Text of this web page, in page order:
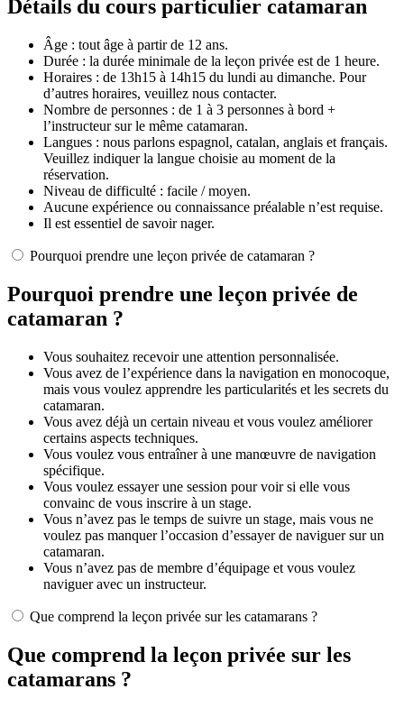
Détails du cours particulier catamaran
Âge : tout âge à partir de 12 ans.
Durée : la durée minimale de la leçon privée est de 1 heure.
Horaires : de 13h15 à 14h15 du lundi au dimanche. Pour
d’autres horaires, veuillez nous contacter.
Nombre de personnes : de 1 à 3 personnes à bord +
l’instructeur sur le même catamaran.
Langues : nous parlons espagnol, catalan, anglais et français.
Veuillez indiquer la langue choisie au moment de la
réservation.
Niveau de difficulté : facile / moyen.
Aucune expérience ou connaissance préalable n’est requise.
Il est essentiel de savoir nager.
Pourquoi prendre une leçon privée de catamaran ?
Pourquoi prendre une leçon privée de
catamaran ?
Vous souhaitez recevoir une attention personnalisée.
Vous avez de l’expérience dans la navigation en monocoque,
mais vous voulez apprendre les particularités et les secrets du
catamaran.
Vous avez déjà un certain niveau et vous voulez améliorer
certains aspects techniques.
Vous voulez vous entraîner à une manœuvre de navigation
spécifique.
Vous voulez essayer une session pour voir si elle vous
convainc de vous inscrire à un stage.
Vous n’avez pas le temps de suivre un stage, mais vous ne
voulez pas manquer l’occasion d’essayer de naviguer sur un
catamaran.
Vous n’avez pas de membre d’équipage et vous voulez
naviguer avec un instructeur.
Que comprend la leçon privée sur les catamarans ?
Que comprend la leçon privée sur les
catamarans ?